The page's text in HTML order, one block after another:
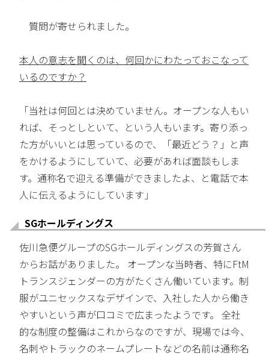
質問が寄せられました。
本人の意志を聞くのは、何回かにわたっておこなって
いるのですか？
「当社は何回とは決めていません。オープンな人もい
れば、そっとしといて、という人もいます。寄り添っ
た方がいいとは思っているので、「最近どう？」と声
をかけるようにしていて、必要があれば面談もしま
す。通称名で迎える準備ができましたよ、と電話で本
人に伝えるようにしています」
SGホールディングス
佐川急便グループのSGホールディングスの芳賀さん
からお話がありました。 オープンな当時者、特にFtM
トランスジェンダーの方がたくさん働いています。制
服がユニセックスなデザインで、入社した人から働き
やすいという声が口コミで広まったようです。 全社
的な制度の整備はこれからなのですが、現場では今、
名刺やトラックのネームプレートなどの名前は通称名